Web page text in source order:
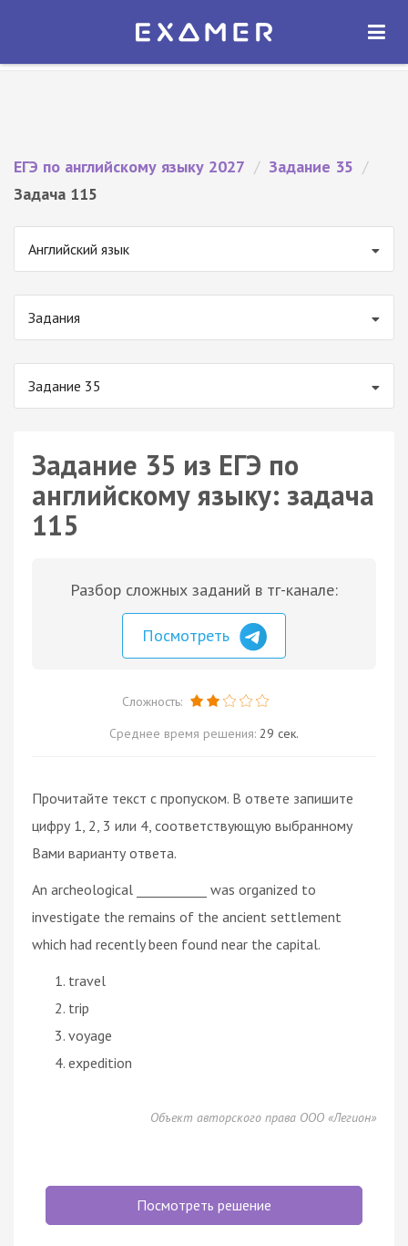
Экзамер — ЕГЭ 2027
ОТКРЫТЬ
ЕГЭ по английскому языку 2027 / Задание 35 /
Задача 115
Английский язык
Задания
Задание 35
Задание 35 из ЕГЭ по
английскому языку: задача
115
Разбор сложных заданий в тг-канале:
Посмотреть
Сложность:
Среднее время решения: 29 сек.
Прочитайте текст с пропуском. В ответе запишите
цифру 1, 2, 3 или 4, соответствующую выбранному
Вами варианту ответа.
An archeological ___________ was organized to
investigate the remains of the ancient settlement
which had recently been found near the capital.
travel
trip
voyage
expedition
Объект авторского права ООО «Легион»
Посмотреть решение